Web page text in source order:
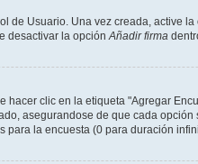
de Usuario. Una vez creada, active
desactivar la opciónAñadir firma
clic en la etiqueta "Agregar
asegurandose de que cada
la encuesta (0 para duración